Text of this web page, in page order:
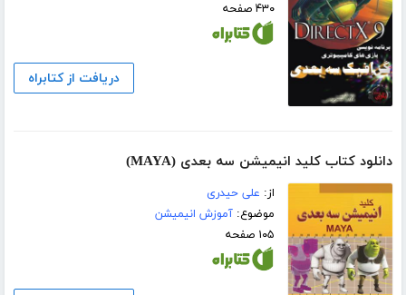
۴۳۰ صفحه
دریافت از کتابراه
دانلود کتاب کلید انیمیشن سه بعدی (MAYA)
از: علی حیدری
موضوع:آموزش انیمیشن
۱۰۵ صفحه